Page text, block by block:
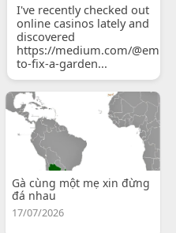
p/cucure...
I've recently checked out
online casinos lately and
discovered
https://medium.com/
to-fix-a-garden...
Gà cùng một mẹ xin đừng
đá nhau
17/07/2026